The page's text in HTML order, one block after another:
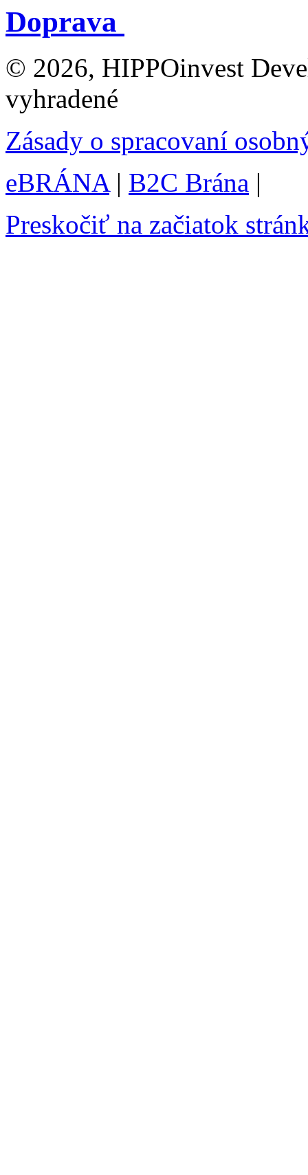
Doprava
© 2026, HIPPOinvest
vyhradené
Zásady o spracovaní
eBRÁNA | B2C Brána |
Preskočiť na začiatok